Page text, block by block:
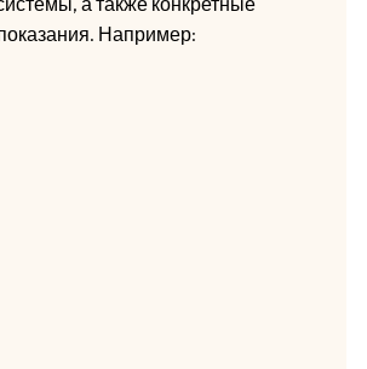
Например: